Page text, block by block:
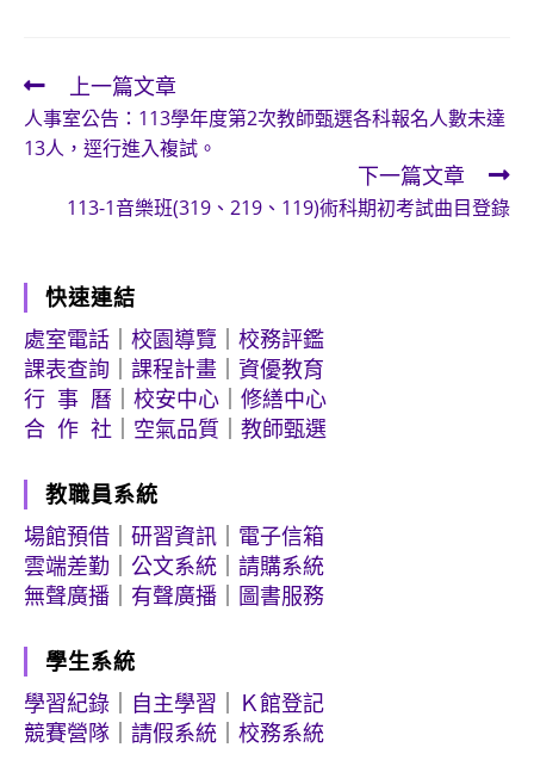
Read
more
articles
上一篇文章
人事室公告：113學年度第2次教師甄選各科報名人數未達
13人，逕行進入複試。
下一篇文章
113-1音樂班(319、219、119)術科期初考試曲目登錄
快速連結
處室電話
校園導覽
校務評鑑
課表查詢
課程計畫
資優教育
行 事 曆
校安中心
修繕中心
合 作 社
空氣品質 教師甄選
教職員系統
場館預借
研習資訊
電子信箱
雲端差勤
公文系統
請購系統
無聲廣播
有聲廣播 圖書服務
學生系統
學習紀錄
自主學習
Ｋ館登記
競賽營隊
請假系統 校務系統